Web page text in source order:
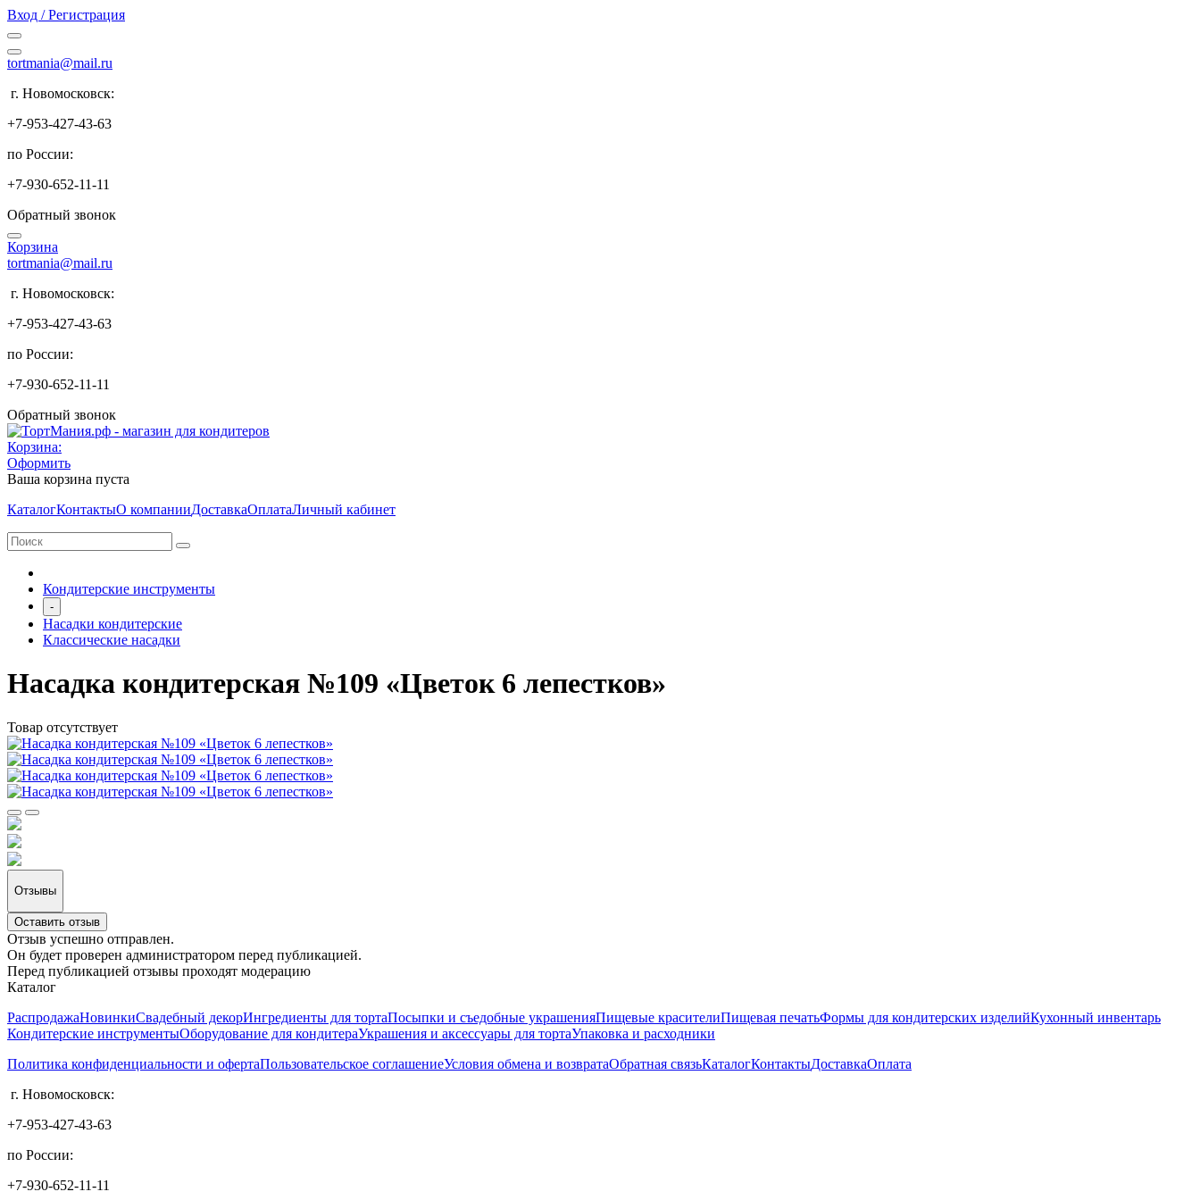
Вход / Регистрация
tortmania@mail.ru
г. Новомосковск:
+7-953-427-43-63
по России:
+7-930-652-11-11
Обратный звонок
Корзина
tortmania@mail.ru
г. Новомосковск:
+7-953-427-43-63
по России:
+7-930-652-11-11
Обратный звонок
Корзина:
Оформить
Ваша корзина пуста
КаталогКонтактыО компанииДоставкаОплатаЛичный кабинет
Кондитерские инструменты
-
Насадки кондитерские
Классические насадки
Насадка кондитерская №109 «Цветок 6 лепестков»
Товар отсутствует
Отзывы
Оставить отзыв
Отзыв успешно отправлен.
Он будет проверен администратором перед публикацией.
Перед публикацией отзывы проходят модерацию
Каталог
РаспродажаНовинкиСвадебный декорИнгредиенты для тортаПосыпки и съедобные украшенияПищевые красителиПищевая печатьФормы для кондитерских изделийКухонный инвентарь
Кондитерские инструментыОборудование для кондитераУкрашения и аксессуары для тортаУпаковка и расходники
Политика конфиденциальности и офертаПользовательское соглашениеУсловия обмена и возвратаОбратная связьКаталогКонтактыДоставкаОплата
г. Новомосковск:
+7-953-427-43-63
по России:
+7-930-652-11-11